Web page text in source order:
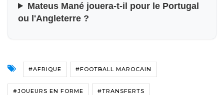
Mateus Mané jouera-t-il pour le Portugal
ou l'Angleterre ?
#AFRIQUE #FOOTBALL MAROCAIN
#JOUEURS EN FORME #TRANSFERTS